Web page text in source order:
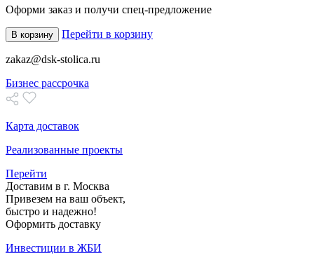
Оформи заказ и получи спец-предложение
В корзину Перейти в корзину
zakaz@dsk-stolica.ru
Бизнес рассрочка
Карта доставок
Реализованные проекты
Перейти
Доставим в г. Москва
Привезем на ваш объект,
быстро и надежно!
Оформить доставку
Инвестиции в ЖБИ